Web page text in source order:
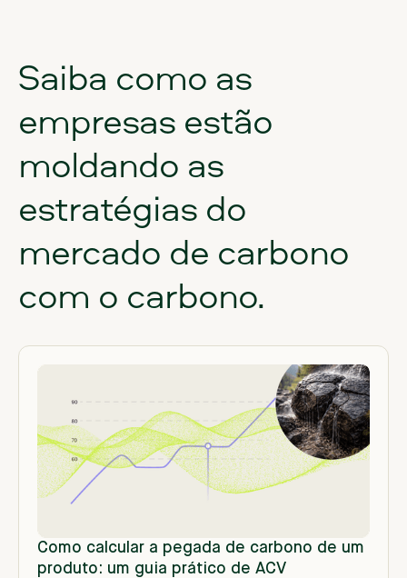
Saiba como as
empresas estão
moldando as
estratégias do
mercado de carbono
com o carbono.
Como calcular a pegada de carbono de um
produto: um guia prático de ACV